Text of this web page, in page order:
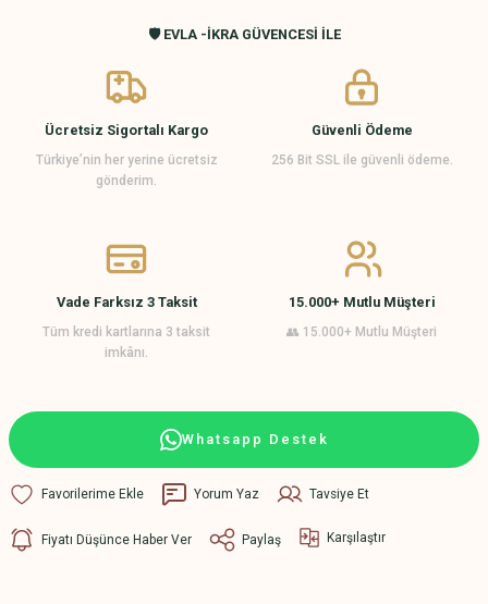
🛡️ EVLA -İKRA GÜVENCESİ İLE
Ücretsiz Sigortalı Kargo
Türkiye’nin her yerine ücretsiz
gönderim.
Güvenli Ödeme
256 Bit SSL ile güvenli ödeme.
Vade Farksız 3 Taksit
Tüm kredi kartlarına 3 taksit
imkânı.
15.000+ Mutlu Müşteri
👥 15.000+ Mutlu Müşteri
Whatsapp Destek
Yorum Yaz Tavsiye Et
Fiyatı Düşünce Haber Ver Paylaş Karşılaştır